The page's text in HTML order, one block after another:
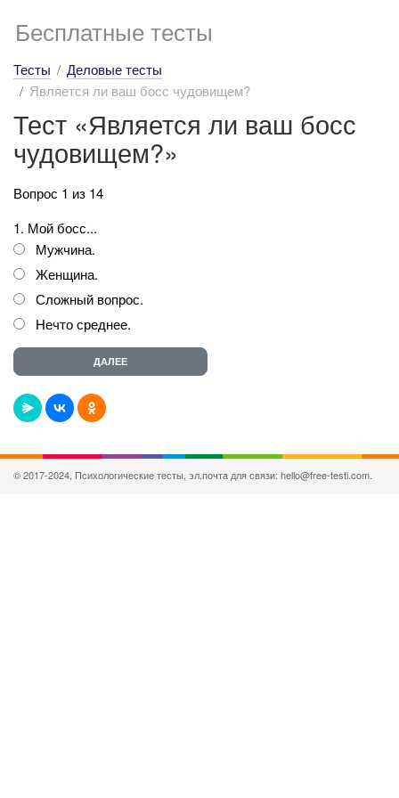
Бесплатные тесты
Тесты
Деловые тесты
Является ли ваш босс чудовищем?
Тест «Является ли ваш босс
чудовищем?»
Вопрос 1 из 14
1. Мой босс...
Мужчина.
Женщина.
Сложный вопрос.
Нечто среднее.
© 2017-2024, Психологические тесты, эл.почта для связи: hello@free-testi.com.